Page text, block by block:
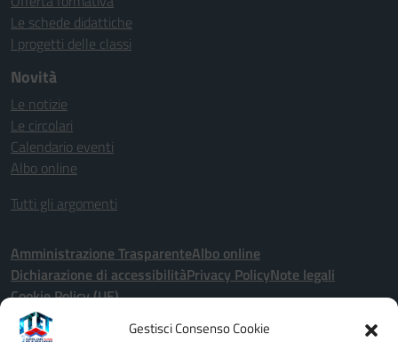
Gestisci Consenso Cookie
Le schede didattiche
I progetti delle classi
Novità
Le notizie
Le circolari
Calendario eventi
Albo online
Tutti gli argomenti
Amministrazione TrasparenteAlbo online
Dichiarazione di accessibilitàPrivacy PolicyNote legali
Cookie Policy (UE)
Seguici su: